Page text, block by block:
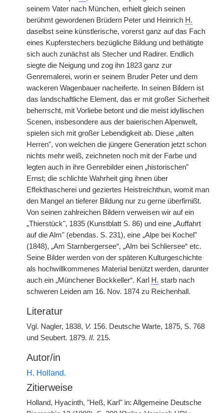
seinem Vater nach München, erhielt gleich seinen
berühmt gewordenen Brüdern Peter und Heinrich H.
daselbst seine künstlerische, vorerst ganz auf das Fach
eines Kupferstechers bezügliche Bildung und bethätigte
sich auch zunächst als Stecher und Radirer. Endlich
siegte die Neigung und zog ihn 1823 ganz zur
Genremalerei, worin er seinem Bruder Peter und dem
wackeren Wagenbauer nacheiferte. In seinen Bildern ist
das landschaftliche Element, das er mit großer Sicherheit
beherrscht, mit Vorliebe betont und die meist idyllischen
Scenen, insbesondere aus der baierischen Alpenwelt,
spielen sich mit großer Lebendigkeit ab. Diese „alten
Herren", von welchen die jüngere Generation jetzt schon
nichts mehr weiß, zeichneten noch mit der Farbe und
legten auch in ihre Genrebilder einen „historischen"
Ernst; die schlichte Wahrheit ging ihnen über
Effekthascherei und geziertes Heistreichthun, womit man
den Mangel an tieferer Bildung nur zu gerne überfirnißt.
Von seinen zahlreichen Bildern verweisen wir auf ein
„Thierstück", 1835 (Kunstblatt S. 86) und eine „Auffahrt
auf die Alm" (ebendas. S. 231), eine „Alpe bei Kochel"
(1848), „Am Starnbergersee“, „Alm bei Schliersee“ etc.
Seine Bilder werden von der späteren Kulturgeschichte
als hochwillkommenes Material benützt werden, darunter
auch ein „Münchener Bockkeller“. Karl H. starb nach
schweren Leiden am 16. Nov. 1874 zu Reichenhall.
Literatur
Vgl. Nagler, 1838, V. 156. Deutsche Warte, 1875, S. 768
und Seubert. 1879. II. 215.
Autor/in
H. Holland.
Zitierweise
Holland, Hyacinth, "Heß, Karl" in: Allgemeine Deutsche